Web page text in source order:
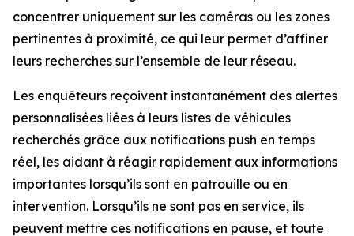
concentrer uniquement sur les caméras ou les zones
pertinentes à proximité, ce qui leur permet d’affiner
leurs recherches sur l’ensemble de leur réseau.
Les enquêteurs reçoivent instantanément des alertes
personnalisées liées à leurs listes de véhicules
recherchés grâce aux notifications push en temps
réel, les aidant à réagir rapidement aux informations
importantes lorsqu’ils sont en patrouille ou en
intervention. Lorsqu’ils ne sont pas en service, ils
peuvent mettre ces notifications en pause, et toute